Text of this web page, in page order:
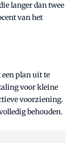
langer dan twee
van het
plan uit te
voor kleine
voorziening.
behouden.